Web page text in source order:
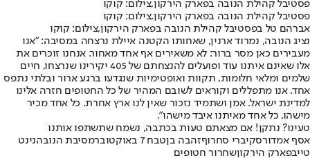
פסטיבל קהילת הנובה בפארק הירקון,צילום: קוקו
פסטיבל קהילת הנובה בפארק הירקון,צילום: קוקו
אברהם טל בפסטיבל קהילת הנובה בפארק הירקון,צילום: קוקו
נציג הנובה, נמרוד ארנין, שאחותו הקטנה איילת נרצחה במסיבה: "אנו
מעבירים כאן מסר ברור: לא משאירים אף אחד מאחור. אנחנו זוכרים את
אלו שאינם איתנו עוד ופועלים להנצחתם של 405 יקירינו שנרצחו, חיים
שלמים ומלאי חלומות, תקוות ואופטימיות שנגדעו ברגע ארור ובלתי נתפס
אחד. אנו מתפללים וקוראים לשובם המהיר של כל החטופים חזרה אלינו
למדינת ישראל. אמן ושתמיד נזכור שאין לנו ארץ אחרת. כל אחד מכיר
מישהו, כל אחד מאיתנו איבד מישהו".
טעינו? נתקן! אם מצאתם טעות בכתבה, נשמח שתשתפו אותנו
אסף אמדורסקיברי סחרוףזהבה בןטבח 7 באוקטובר מסיבת הנובהנינט
טייבפארק הירקוןשחרור חטופים